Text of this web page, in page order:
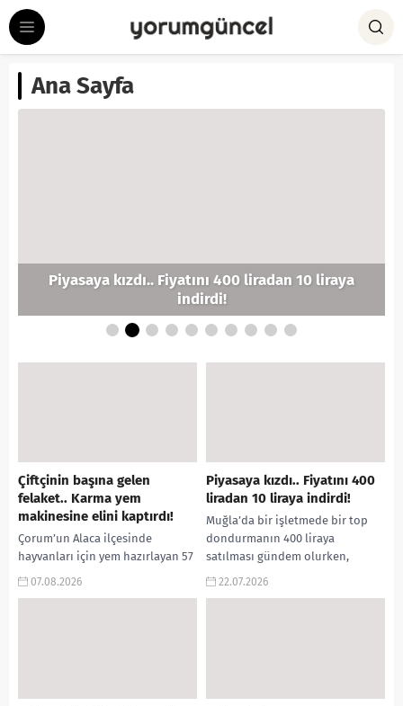
Ana Sayfa
Piyasaya kızdı.. Fiyatını 400 liradan 10 liraya
indirdi!
Çiftçinin başına gelen
felaket.. Karma yem
makinesine elini kaptırdı!
Çorum’un Alaca ilçesinde
hayvanları için yem hazırlayan 57
yaşındaki çiftçi, elini yem karma
07.08.2026
Piyasaya kızdı.. Fiyatını 400
liradan 10 liraya indirdi!
Muğla’da bir işletmede bir top
dondurmanın 400 liraya
satılması gündem olurken,
Kilis’te yıllardır dondurmacılık
22.07.2026